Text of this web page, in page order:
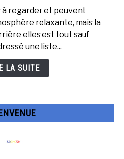
à regarder et peuvent
relaxante, mais la
elles est tout sauf
une liste...
LA SUITE